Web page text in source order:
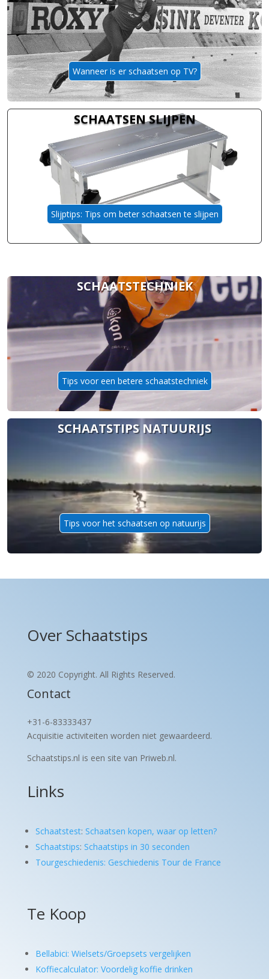
Wanneer is er schaatsen op TV?
SCHAATSEN SLIJPEN
Slijptips: Tips om beter schaatsen te slijpen
SCHAATSTECHNIEK
Tips voor een betere schaatstechniek
SCHAATSTIPS NATUURIJS
Tips voor het schaatsen op natuurijs
Over Schaatstips
© 2020 Copyright. All Rights Reserved.
Contact
+31-6-83333437
Acquisitie activiteiten worden niet gewaardeerd.
Schaatstips.nl is een site van Priweb.nl.
Links
Schaatstest: Schaatsen kopen, waar op letten?
Schaatstips: Schaatstips in 30 seconden
Tourgeschiedenis: Geschiedenis Tour de France
Te Koop
Bellabici: Wielsets/Groepsets vergelijken
Koffiecalculator: Voordelig koffie drinken